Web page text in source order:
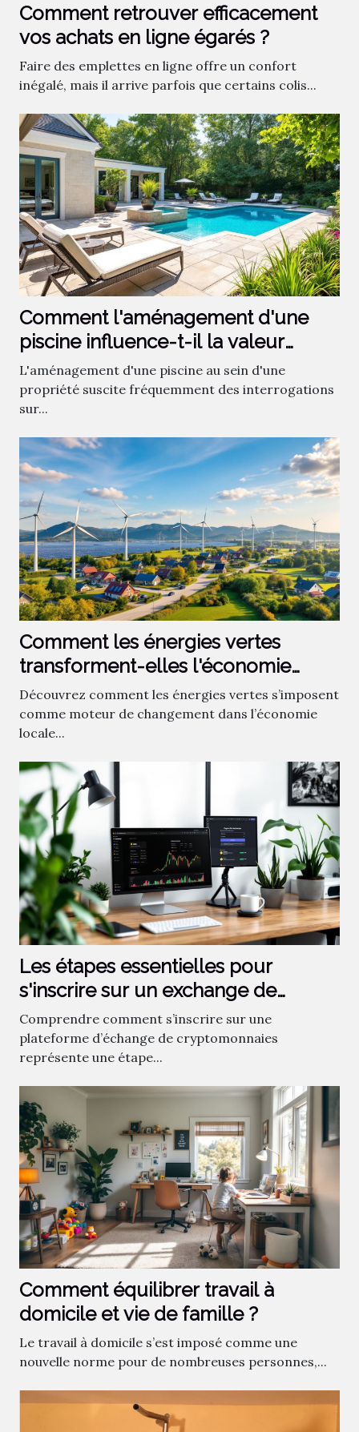
Comment retrouver efficacement
vos achats en ligne égarés ?
Faire des emplettes en ligne offre un confort
inégalé, mais il arrive parfois que certains colis...
Comment l'aménagement d'une
piscine influence-t-il la valeur
immobilière ?
L'aménagement d'une piscine au sein d'une
propriété suscite fréquemment des interrogations
sur...
Comment les énergies vertes
transforment-elles l'économie
locale ?
Découvrez comment les énergies vertes s’imposent
comme moteur de changement dans l’économie
locale...
Les étapes essentielles pour
s'inscrire sur un exchange de
cryptos
Comprendre comment s’inscrire sur une
plateforme d’échange de cryptomonnaies
représente une étape...
Comment équilibrer travail à
domicile et vie de famille ?
Le travail à domicile s’est imposé comme une
nouvelle norme pour de nombreuses personnes,...